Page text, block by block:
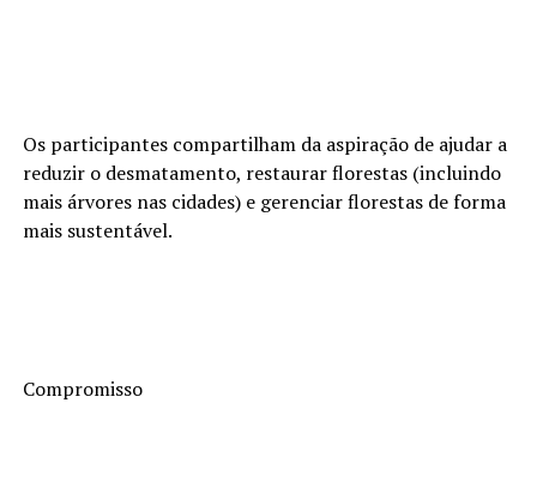
Os participantes compartilham da aspiração de ajudar a
reduzir o desmatamento, restaurar florestas (incluindo
mais árvores nas cidades) e gerenciar florestas de forma
mais sustentável.
Compromisso